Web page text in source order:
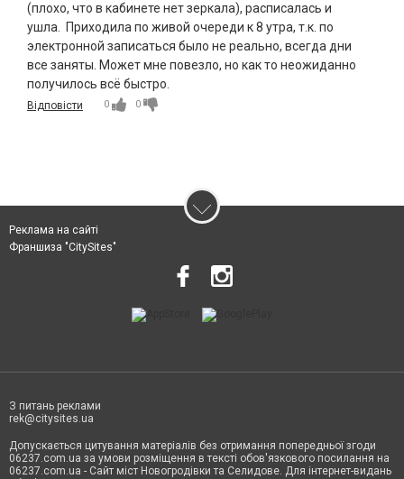
(плохо, что в кабинете нет зеркала), расписалась и
ушла. Приходила по живой очереди к 8 утра, т.к. по
электронной записаться было не реально, всегда дни
все заняты. Может мне повезло, но как то неожиданно
получилось всё быстро.
Відповісти 0 0
Реклама на сайті
Франшиза "CitySites"
З питань реклами
rek@citysites.ua
Допускається цитування матеріалів без отримання попередньої згоди
06237.com.ua за умови розміщення в тексті обов'язкового посилання на
06237.com.ua - Сайт міст Новогродівки та Селидове. Для інтернет-видань